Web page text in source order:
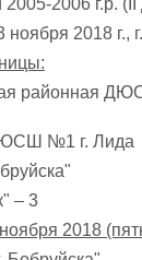
U-14 , девушки
гг.р., Дивизион 1, 6-7
Дивизион 1,
102
ноября 2018 г.,
районная
№1 г. Лида
– 3
2018